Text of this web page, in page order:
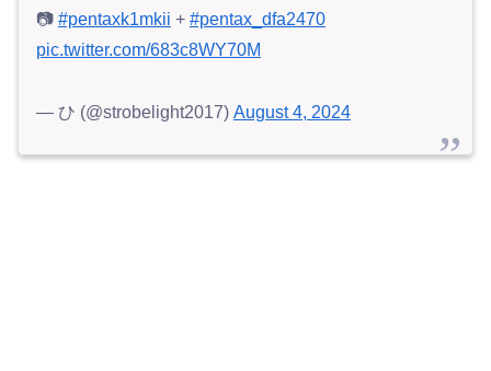
📷 #pentaxk1mkii + #pentax_dfa2470
pic.twitter.com/683c8WY70M
— ひ (@strobelight2017) August 4, 2024